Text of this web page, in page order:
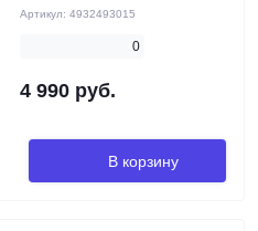
Артикул: 4932493015
0
4 990 руб.
В корзину